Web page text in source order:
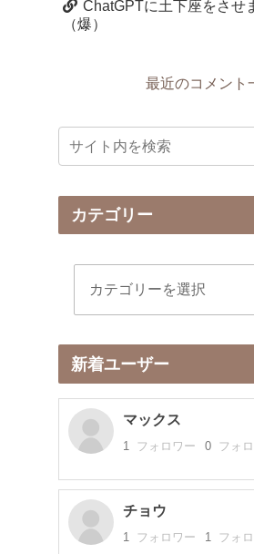
ChatGPTに土下座をさせ
（爆）
最近のコメント
カテゴリー
新着ユーザー
マックス
1 フォロワー 0 フォ
チョウ
1 フォロワー 1 フォ